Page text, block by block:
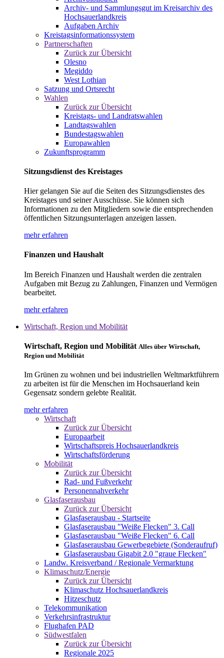
Archiv- und Sammlungsgut im Kreisarchiv des
Hochsauerlandkreis
Aufgaben Archiv
Kreistagsinformationssystem
Partnerschaften
Zurück zur Übersicht
Olesno
Megiddo
West Lothian
Satzung und Ortsrecht
Wahlen
Zurück zur Übersicht
Kreistags- und Landratswahlen
Landtagswahlen
Bundestagswahlen
Europawahlen
Zukunftsprogramm
Sitzungsdienst des Kreistages
Hier gelangen Sie auf die Seiten des Sitzungsdienstes des
Kreistages und seiner Ausschüsse. Sie können sich
Informationen zu den Mitgliedern sowie die entsprechenden
öffentlichen Sitzungsunterlagen anzeigen lassen.
mehr erfahren
Finanzen und Haushalt
Im Bereich Finanzen und Haushalt werden die zentralen
Aufgaben mit Bezug zu Zahlungen, Finanzen und Vermögen
bearbeitet.
mehr erfahren
Wirtschaft, Region und Mobilität
Wirtschaft, Region und Mobilität Alles über Wirtschaft,
Region und Mobilität
Im Grünen zu wohnen und bei industriellen Weltmarktführern
zu arbeiten ist für die Menschen im Hochsauerland kein
Gegensatz sondern gelebte Realität.
mehr erfahren
Wirtschaft
Zurück zur Übersicht
Europaarbeit
Wirtschaftspreis Hochsauerlandkreis
Wirtschaftsförderung
Mobilität
Zurück zur Übersicht
Rad- und Fußverkehr
Personennahverkehr
Glasfaserausbau
Zurück zur Übersicht
Glasfaserausbau - Startseite
Glasfaserausbau "Weiße Flecken" 3. Call
Glasfaserausbau "Weiße Flecken" 6. Call
Glasfaserausbau Gewerbegebiete (Sonderaufruf)
Glasfaserausbau Gigabit 2.0 "graue Flecken"
Landw. Kreisverband / Regionale Vermarktung
Klimaschutz/Energie
Zurück zur Übersicht
Klimaschutz Hochsauerlandkreis
Hitzeschutz
Telekommunikation
Verkehrsinfrastruktur
Flughafen PAD
Südwestfalen
Zurück zur Übersicht
Regionale 2025